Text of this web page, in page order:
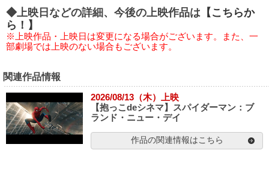
◆上映日などの詳細、今後の上映作品は 【こちらか
ら！】
※上映作品・上映日は変更になる場合がございます。また、一
部劇場では上映のない場合もございます。
関連作品情報
2026/08/13（木）上映
【抱っこdeシネマ】スパイダーマン：ブ
ランド・ニュー・デイ
作品の関連情報はこちら